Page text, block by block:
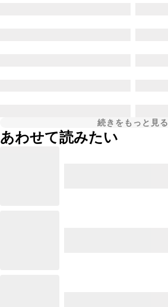
続きをもっと見る
あわせて読みたい